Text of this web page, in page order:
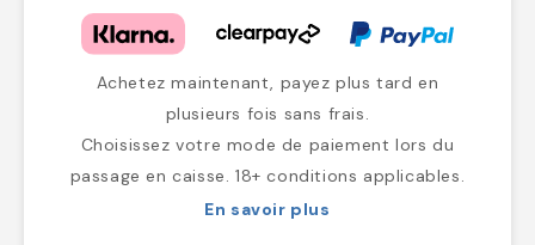
Achetez maintenant, payez plus tard en
plusieurs fois sans frais.
Choisissez votre mode de paiement lors du
passage en caisse. 18+ conditions applicables.
En savoir plus